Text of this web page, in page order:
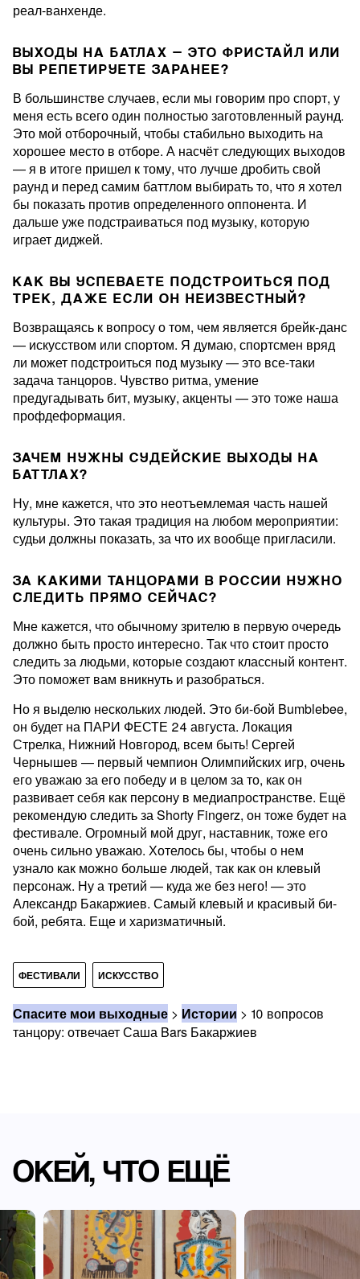
реал-ванхенде.
ВЫХОДЫ НА БАТЛАХ — ЭТО ФРИСТАЙЛ ИЛИ
ВЫ РЕПЕТИРУЕТЕ ЗАРАНЕЕ?
В большинстве случаев, если мы говорим про спорт, у
меня есть всего один полностью заготовленный раунд.
Это мой отборочный, чтобы стабильно выходить на
хорошее место в отборе. А насчёт следующих выходов
— я в итоге пришел к тому, что лучше дробить свой
раунд и перед самим баттлом выбирать то, что я хотел
бы показать против определенного оппонента. И
дальше уже подстраиваться под музыку, которую
играет диджей.
КАК ВЫ УСПЕВАЕТЕ ПОДСТРОИТЬСЯ ПОД
ТРЕК, ДАЖЕ ЕСЛИ ОН НЕИЗВЕСТНЫЙ?
Возвращаясь к вопросу о том, чем является брейк-данс
— искусством или спортом. Я думаю, спортсмен вряд
ли может подстроиться под музыку — это все-таки
задача танцоров. Чувство ритма, умение
предугадывать бит, музыку, акценты — это тоже наша
профдеформация.
ЗАЧЕМ НУЖНЫ СУДЕЙСКИЕ ВЫХОДЫ НА
БАТТЛАХ?
Ну, мне кажется, что это неотъемлемая часть нашей
культуры. Это такая традиция на любом мероприятии:
судьи должны показать, за что их вообще пригласили.
ЗА КАКИМИ ТАНЦОРАМИ В РОССИИ НУЖНО
СЛЕДИТЬ ПРЯМО СЕЙЧАС?
Мне кажется, что обычному зрителю в первую очередь
должно быть просто интересно. Так что стоит просто
следить за людьми, которые создают классный контент.
Это поможет вам вникнуть и разобраться.
Но я выделю нескольких людей. Это би-бой Bumblebee,
он будет на ПАРИ ФЕСТЕ 24 августа. Локация
Стрелка, Нижний Новгород, всем быть! Сергей
Чернышев — первый чемпион Олимпийских игр, очень
его уважаю за его победу и в целом за то, как он
развивает себя как персону в медиапространстве. Ещё
рекомендую следить за Shorty Fingerz, он тоже будет на
фестивале. Огромный мой друг, наставник, тоже его
очень сильно уважаю. Хотелось бы, чтобы о нем
узнало как можно больше людей, так как он клевый
персонаж. Ну а третий — куда же без него! — это
Александр Бакаржиев. Самый клевый и красивый би-
бой, ребята. Еще и харизматичный.
ФЕСТИВАЛИ ИСКУССТВО
Спасите мои выходные > Истории > 10 вопросов
танцору: отвечает Саша Bars Бакаржиев
ОКЕЙ, ЧТО ЕЩЁ